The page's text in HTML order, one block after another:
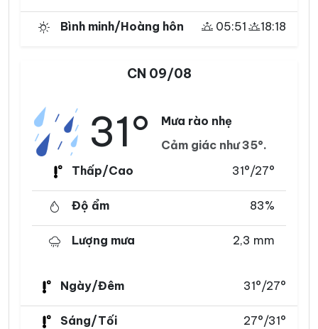
Bình minh/Hoàng hôn 05:51 18:18
CN 09/08
31°
Mưa rào nhẹ
Cảm giác như 35°.
Thấp/Cao
31°/27°
Độ ẩm 83%
Lượng mưa 2,3 mm
Ngày/Đêm 31°/27°
Sáng/Tối 27°/31°